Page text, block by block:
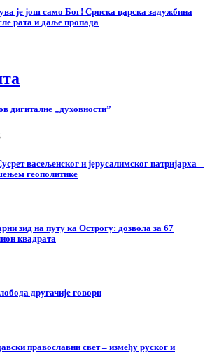
је још само Бог! Српска царска задужбина
рата и даље пропада
дигиталне „духовности”
васељенског и јерусалимског патријарха –
геополитике
зид на путу ка Острогу: дозвола за 67
квадрата
другачије говори
православни свет – између руског и